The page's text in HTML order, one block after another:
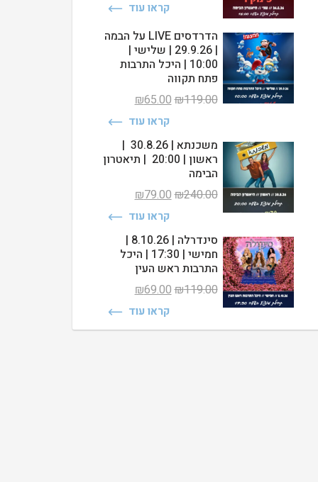
היה:
₪240.00.
הוא:
₪65.00.
קראו עוד
הדרדסים LIVE על הבמה
| 29.9.26 | שלישי |
10:00 | היכל התרבות
פתח תקווה
₪119.00
המחיר
היה:
₪119.00.
₪65.00
הוא:
₪65.00.
קראו עוד
משכנתא | 30.8.26 |
ראשון | 20:00 | תיאטרון
הבימה
₪240.00
המחיר
היה:
₪240.00.
₪79.00
הוא:
₪79.00.
קראו עוד
סינדרלה | 8.10.26 |
חמישי | 17:30 | היכל
התרבות ראש העין
₪119.00
המחיר
היה:
₪119.00.
₪69.00
הוא:
₪69.00.
קראו עוד